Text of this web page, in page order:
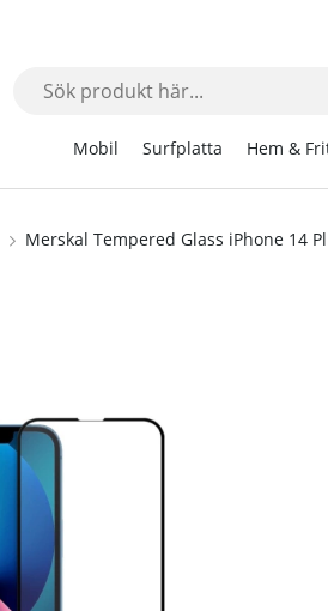
Mobil Surfplatta Hem &
Merskal Tempered Glass iPhone 14